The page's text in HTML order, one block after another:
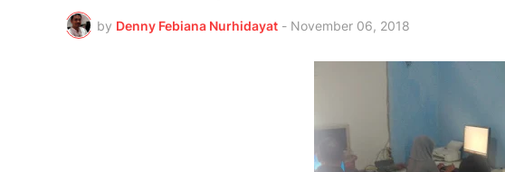
by Denny Febiana Nurhidayat - November 06, 2018